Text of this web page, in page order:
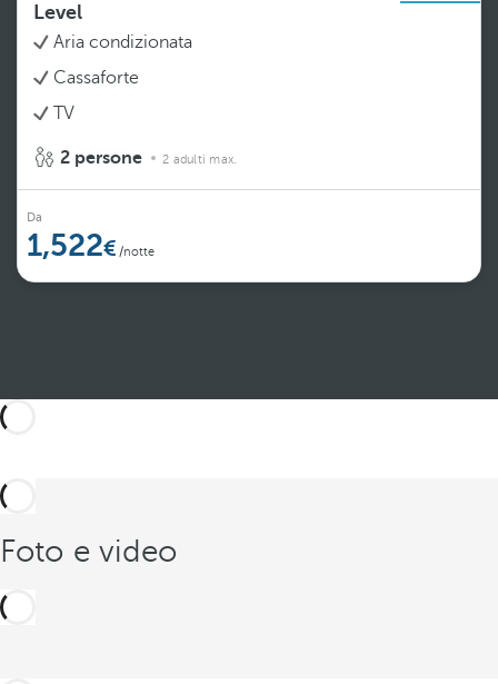
Level
Aria condizionata
Cassaforte
TV
2 persone 2 adulti max.
Da
1,522 /notte
Foto e video